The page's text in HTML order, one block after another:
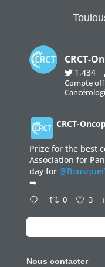
CRCT-
1,434
Compte
;
CRCT-
Prize for the best
Association for
day for
➡️
0 3
Nous contacter